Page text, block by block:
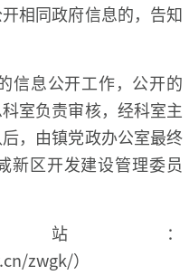
相同政府信息的，告知
信息公开工作，公开的
室负责审核，经科室主
，由镇党政办公室最终
区开发建设管理委员
：
zwgk/）